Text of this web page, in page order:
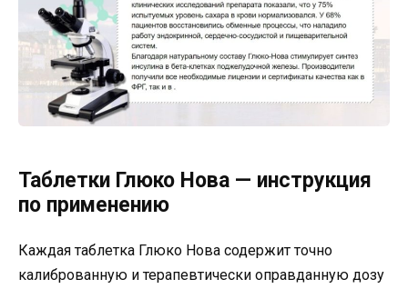
Таблетки Глюко Нова — инструкция
по применению
Каждая таблетка Глюко Нова содержит точно
калиброванную и терапевтически оправданную дозу